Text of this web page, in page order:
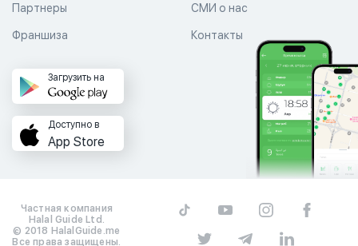
СМИ о нас
Контакты
Партнеры
Франшиза
Загрузить на
Доступно в
App Store
Частная компания
Halal Guide Ltd.
© 2018 HalalGuide.me
Все права защищены.